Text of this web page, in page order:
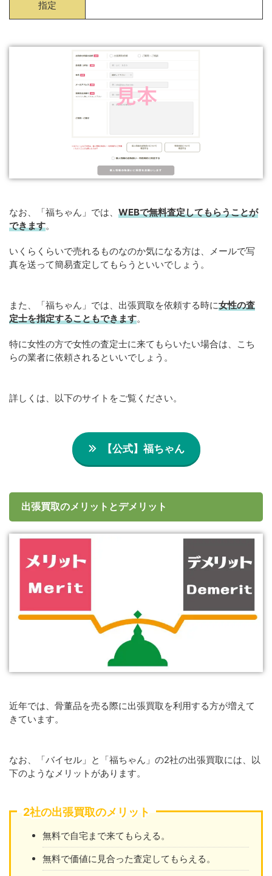
指定
なお、「福ちゃん」では、 WEBで無料査定してもらうことが
できます。
いくらくらいで売れるものなのか気になる方は、メールで写
真を送って簡易査定してもらうといいでしょう。
また、「福ちゃん」では、出張買取を依頼する時に女性の査
定士を指定することもできます。
特に女性の方で女性の査定士に来てもらいたい場合は、こち
らの業者に依頼されるといいでしょう。
詳しくは、以下のサイトをご覧ください。
【公式】福ちゃん
出張買取のメリットとデメリット
近年では、骨董品を売る際に出張買取を利用する方が増えて
きています。
なお、「バイセル」と「福ちゃん」の2社の出張買取には、以
下のようなメリットがあります。
2社の出張買取のメリット
無料で自宅まで来てもらえる。
無料で価値に見合った査定してもらえる。